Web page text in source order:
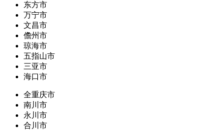
东方市
万宁市
文昌市
儋州市
琼海市
五指山市
三亚市
海口市
全重庆市
南川市
永川市
合川市